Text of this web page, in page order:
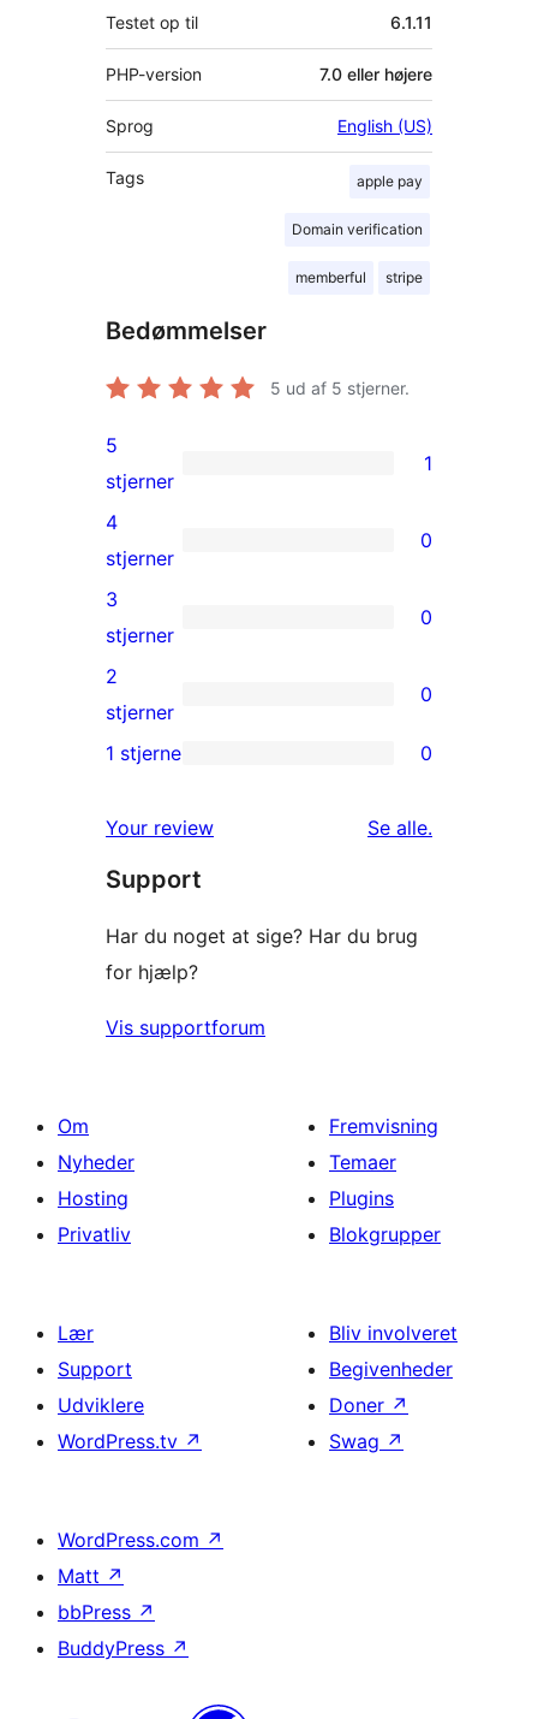
Testet op til 6.1.11
PHP-version 7.0 eller højere
Sprog English (US)
Tags apple pay
Domain verification
memberful stripe
Bedømmelser
5 ud af 5 stjerner.
1
5-
stjernet
anmeldelse
5
stjerner
1
0
4-
stjernet
anmeldelser
4
stjerner
0
0
3-
stjernet
anmeldelser
3
stjerner
0
0
2-
anmeldelser
2
stjerner
0
stjernet
anmeldelser
1 stjerne 0
Your review Se alleanmeldelser
.
Support
Har du noget at sige? Har du brug
for hjælp?
Vis supportforum
Om
Nyheder
Hosting
Privatliv
Fremvisning
Temaer
Plugins
Blokgrupper
Lær
Support
Udviklere
WordPress.tv ↗
Bliv involveret
Begivenheder
Doner ↗
Swag ↗
WordPress.com ↗
Matt ↗
bbPress ↗
BuddyPress ↗